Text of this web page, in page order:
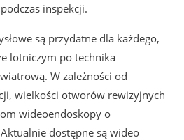
inspekcji.
są przydatne dla każdego,
lotniczym po technika
W zależności od
wielkości otworów rewizyjnych
wideoendoskopy o
dostępne są wideo